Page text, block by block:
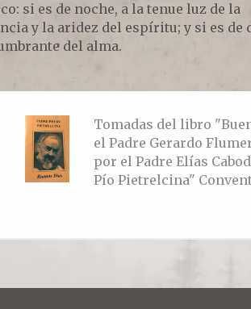
si es de noche, a la tenue luz de la
y la aridez del espíritu; y si es de
del alma.
Tomadas del libro
el Padre Gerardo
por el Padre Elías
Pío Pietrelcina"